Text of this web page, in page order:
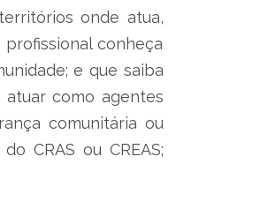
onde atua,
conheça
e que saiba
atuar como agentes
comunitária ou
CRAS ou CREAS;